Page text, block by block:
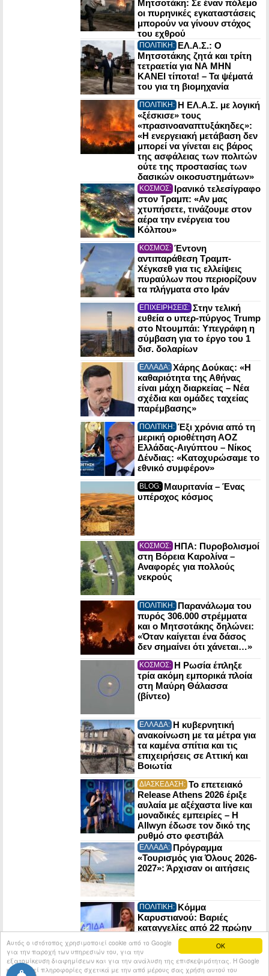
OK
Αυτός ο ιστότοπος χρησιμοποιεί cookie από το Google
για την παροχή των υπηρεσιών του, για την
εξατομίκευση διαφημίσεων και για την ανάλυση της επισκεψιμότητας. Η Google
κοινοποιεί πληροφορίες σχετικά με την από μέρους σας χρήση αυτού του
Μητσοτάκη: Σε έναν πόλεμο
οι πυρηνικές εγκαταστάσεις
μπορούν να γίνουν στόχος
του εχθρού
ΠΟΛΙΤΙΚΗ: ΕΛ.Α.Σ.: Ο
Μητσοτάκης ζητά και τρίτη
τετραετία για ΝΑ ΜΗΝ
ΚΑΝΕΙ τίποτα! – Τα ψέματά
του για τη βιομηχανία
ΠΟΛΙΤΙΚΗ: Η ΕΛ.Α.Σ. με λογική
«ξέσκισε» τους
«πρασινοαναπτυξάκηδες»:
«Η ενεργειακή μετάβαση δεν
μπορεί να γίνεται εις βάρος
της ασφάλειας των πολιτών
ούτε της προστασίας των
δασικών οικοσυστημάτων»
ΚΟΣΜΟΣ: Ιρανικό τελεσίγραφο
στον Τραμπ: «Αν μας
χτυπήσετε, τινάζουμε στον
αέρα την ενέργεια του
Κόλπου»
ΚΟΣΜΟΣ: Έντονη
αντιπαράθεση Τραμπ-
Χέγκσεθ για τις ελλείψεις
πυραύλων που περιορίζουν
τα πλήγματα στο Ιράν
ΕΠΙΧΕΙΡΗΣΕΙΣ: Στην τελική
ευθεία ο υπερ-πύργος Trump
στο Ντουμπάι: Υπεγράφη η
σύμβαση για το έργο του 1
δισ. δολαρίων
ΕΛΛΑΔΑ: Χάρης Δούκας: «Η
καθαριότητα της Αθήνας
είναι μάχη διαρκείας – Νέα
σχέδια και ομάδες ταχείας
παρέμβασης»
ΠΟΛΙΤΙΚΗ: Έξι χρόνια από τη
μερική οριοθέτηση ΑΟΖ
Ελλάδας-Αιγύπτου – Νίκος
Δένδιας: «Κατοχυρώσαμε το
εθνικό συμφέρον»
BLOG: Μαυριτανία – Ένας
υπέροχος κόσμος
ΚΟΣΜΟΣ: ΗΠΑ: Πυροβολισμοί
στη Βόρεια Καρολίνα –
Αναφορές για πολλούς
νεκρούς
ΠΟΛΙΤΙΚΗ: Παρανάλωμα του
πυρός 306.000 στρέμματα
και ο Μητσοτάκης δηλώνει:
«Όταν καίγεται ένα δάσος
δεν σημαίνει ότι χάνεται…»
ΚΟΣΜΟΣ: Η Ρωσία έπληξε
τρία ακόμη εμπορικά πλοία
στη Μαύρη Θάλασσα
(βίντεο)
ΕΛΛΑΔΑ: Η κυβερνητική
ανακοίνωση με τα μέτρα για
τα καμένα σπίτια και τις
επιχειρήσεις σε Αττική και
Βοιωτία
ΔΙΑΣΚΕΔΑΣΗ: Το επετειακό
Release Athens 2026 έριξε
αυλαία με αξέχαστα live και
μοναδικές εμπειρίες – Η
Allwyn έδωσε τον δικό της
ρυθμό στο φεστιβάλ
ΕΛΛΑΔΑ: Πρόγραμμα
«Τουρισμός για Όλους 2026-
2027»: Άρχισαν οι αιτήσεις
ΠΟΛΙΤΙΚΗ: Κόμμα
Καρυστιανού: Βαριές
καταγγελίες από 22 πρώην
στελέχη της Ελπίδας για τη
Δημοκρατία